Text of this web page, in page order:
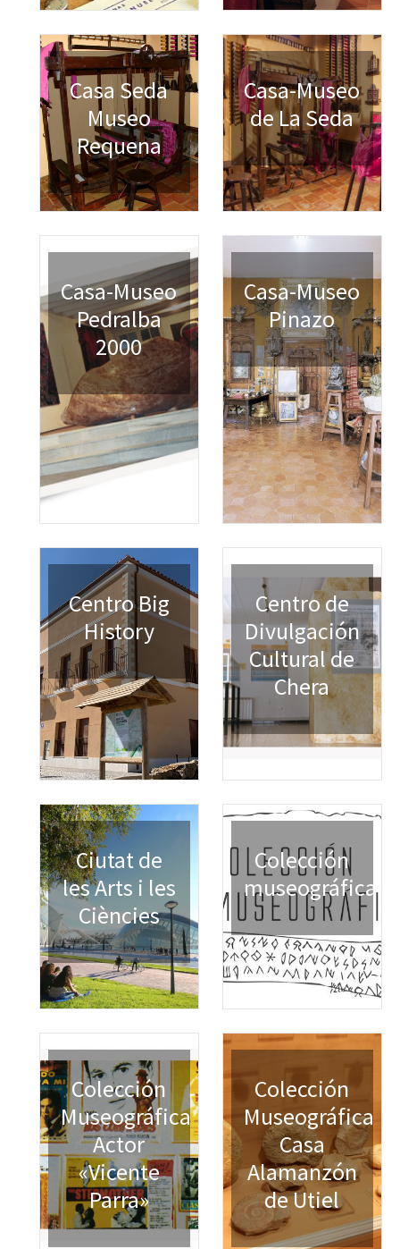
Casa Seda
Museo
Requena
Casa-Museo
de La Seda
Casa-Museo
Pedralba
2000
Casa-Museo
Pinazo
Centro Big
History
Centro de
Divulgación
Cultural de
Chera
Ciutat de
les Arts i les
Ciències
Colección
museográfica
Colección
Museográfica
Actor
«Vicente
Parra»
Colección
Museográfica
Casa
Alamanzón
de Utiel